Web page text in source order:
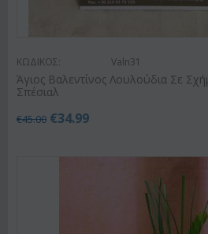
ΚΩΔΙΚΟΣ: Valn31
Άγιος Βαλεντίνος Λουλούδια Σε
Σπέσιαλ
€45.00 €34.99